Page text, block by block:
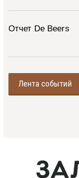
Отчет De Beers
Лента событий